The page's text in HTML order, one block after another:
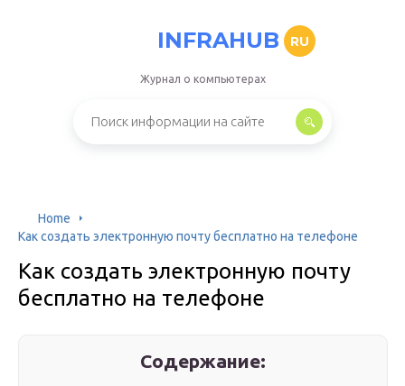
INFRAHUB RU
Журнал о компьютерах
Home
Как создать электронную почту бесплатно на телефоне
Как создать электронную почту
бесплатно на телефоне
Содержание: